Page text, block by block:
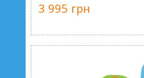
3 995 грн